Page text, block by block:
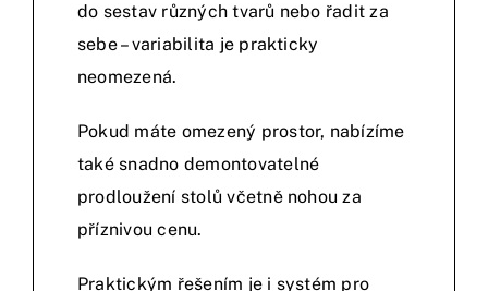
do sestav různých tvarů nebo řadit za
sebe – variabilita je prakticky
neomezená.
Pokud máte omezený prostor, nabízíme
také snadno demontovatelné
prodloužení stolů včetně nohou za
příznivou cenu.
Praktickým řešením je i systém pro